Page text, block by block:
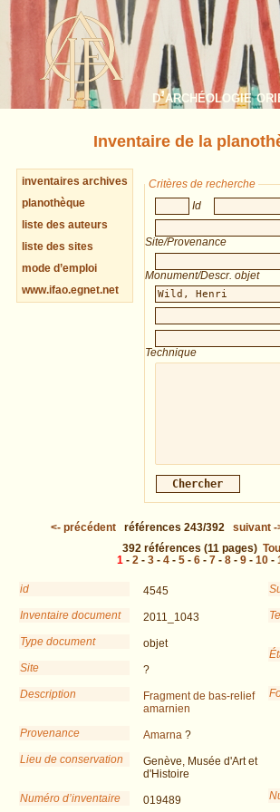
d’archéologie
Inventaire de la
inventaires archives
planothèque
liste des auteurs
liste des sites
mode d’emploi
www.ifao.egnet.net
Critères de recherche
Id
Site/Provenance
Monument/Descr. objet
Technique
<- précédent références 243/392 suivant-
392 références (11 pages)
1 - 2 - 3 - 4 - 5 - 6 - 7 - 8 - 9 - 10 -
id
4545
Inventaire document
2011_1043
Type document
objet
Site
?
Description
Fragment de bas-relief
amarnien
Provenance
Amarna ?
Lieu de conservation
Genève, Musée d'Art et
d'Histoire
Numéro d’inventaire
019489